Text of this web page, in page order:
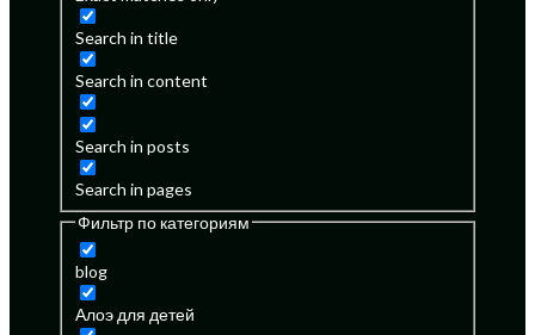
Search in title
Search in content
Search in posts
Search in pages
Фильтр по категориям
blog
Алоэ для детей